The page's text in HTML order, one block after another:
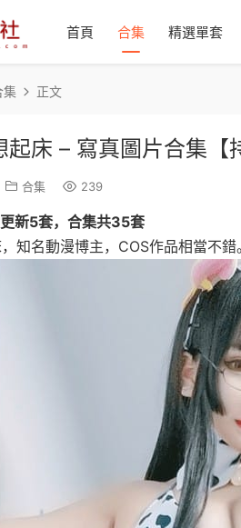
首頁 合集 精選單套
集 正文
床 – 寫真圖片合集【
合集 239
新5套，合集共35套
知名動漫博主，COS作品相當不錯。